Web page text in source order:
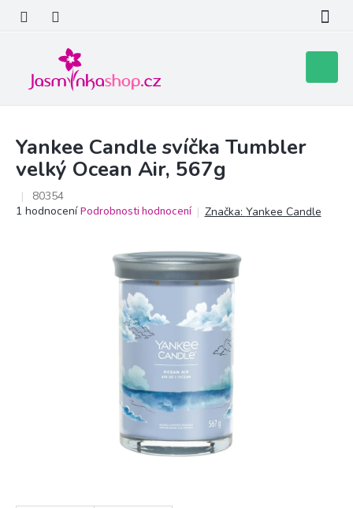
obsah
košík
Yankee Candle svíčka Tumbler
velký Ocean Air, 567g
80354
Průměrné
1 hodnocení Podrobnosti hodnocení Značka: Yankee Candle